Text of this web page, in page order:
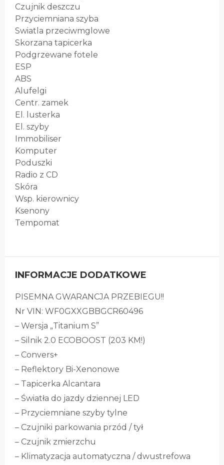
Czujnik deszczu
Przyciemniana szyba
Swiatla przeciwmglowe
Skorzana tapicerka
Podgrzewane fotele
ESP
ABS
Alufelgi
Centr. zamek
El. lusterka
El. szyby
Immobiliser
Komputer
Poduszki
Radio z CD
Skóra
Wsp. kierownicy
Ksenony
Tempomat
INFORMACJE DODATKOWE
PISEMNA GWARANCJA PRZEBIEGU!!
Nr VIN: WF0GXXGBBGCR60496
– Wersja „Titanium S”
– Silnik 2.0 ECOBOOST (203 KM!)
– Convers+
– Reflektory Bi-Xenonowe
– Tapicerka Alcantara
– Światła do jazdy dziennej LED
– Przyciemniane szyby tylne
– Czujniki parkowania przód / tył
– Czujnik zmierzchu
– Klimatyzacja automatyczna / dwustrefowa